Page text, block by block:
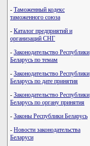
- Таможенный кодекс
таможенного союза
- Каталог предприятий и
организаций СНГ
- Законодательство Республики
Беларусь по темам
- Законодательство Республики
Беларусь по дате принятия
- Законодательство Республики
Беларусь по органу принятия
- Законы Республики Беларусь
- Новости законодательства
Беларуси